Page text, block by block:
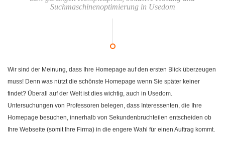
Suchmaschinenoptimierung in Usedom
Wir sind der Meinung, dass Ihre Homepage auf den ersten Blick überzeugen
muss! Denn was nützt die schönste Homepage wenn Sie später keiner
findet? Überall auf der Welt ist dies wichtig, auch in Usedom.
Untersuchungen von Professoren belegen, dass Interessenten, die Ihre
Homepage besuchen, innerhalb von Sekundenbruchteilen entscheiden ob
Ihre Webseite (somit Ihre Firma) in die engere Wahl für einen Auftrag kommt.